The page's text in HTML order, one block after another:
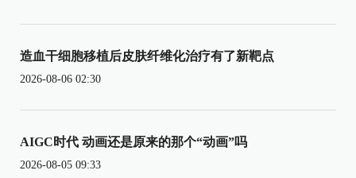
造血干细胞移植后皮肤纤维化治疗有了新靶点
2026-08-06 02:30
AIGC时代 动画还是原来的那个“动画”吗
2026-08-05 09:33